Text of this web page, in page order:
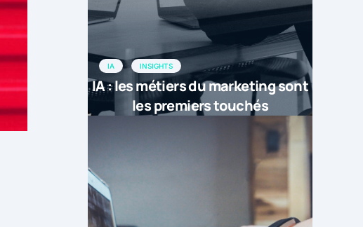
IA INSIGHTS
IA : les métiers du marketing sont
les premiers touchés